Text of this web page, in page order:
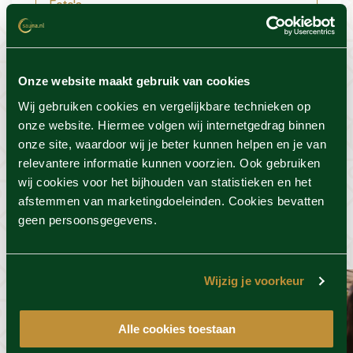
Onze website maakt gebruik van cookies
Wij gebruiken cookies en vergelijkbare technieken op
onze website. Hiermee volgen wij internetgedrag binnen
onze site, waardoor wij je beter kunnen helpen en je van
relevantere informatie kunnen voorzien. Ook gebruiken
wij cookies voor het bijhouden van statistieken en het
afstemmen van marketingdoeleinden. Cookies bevatten
geen persoonsgegevens.
Wijzig je voorkeur
Alle cookies toestaan
Foto's
Locatie
Voorwaarden
Dit vind je misschien ook
wel leuk